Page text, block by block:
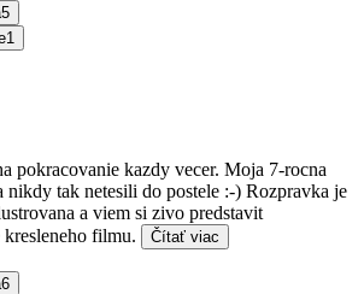
5
1
pokracovanie kazdy vecer. Moja 7-rocna
nikdy tak netesili do postele :-) Rozpravka je
a viem si zivo predstavit
filmu.
Čítať viac
6